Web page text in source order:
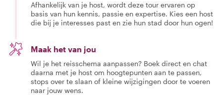
Afhankelijk van je host, wordt deze tour ervaren op
basis van hun kennis, passie en expertise. Kies een host
die bij je interesses past en zie hun stad door hun ogen!
Maak het van jou
Wil je het reisschema aanpassen? Boek direct en chat
daarna met je host om hoogtepunten aan te passen,
stops over te slaan of kleine wijzigingen door te voeren
naar jouw wens.